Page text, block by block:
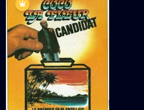
Coco la fleur
,candidat
1978 1H 25 MINS
Bande annonce
Détails